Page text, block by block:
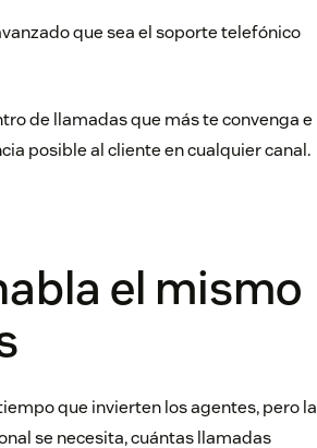
que sea el soporte telefónico
de llamadas que más te convenga e
posible al cliente en cualquier canal.
el mismo
que invierten los agentes, pero la
se necesita, cuántas llamadas